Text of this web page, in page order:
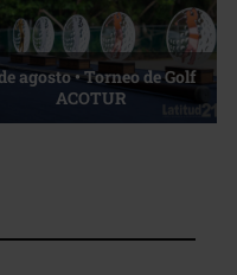
La esencia del servicio